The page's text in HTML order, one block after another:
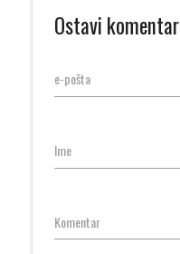
Ostavi komentar
e-pošta
Ime
Komentar